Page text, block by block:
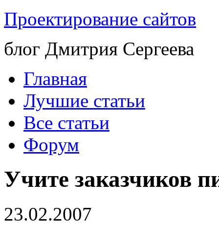
Проектирование сайтов
блог Дмитрия Сергеева
Главная
Лучшие статьи
Все статьи
Форум
Учите заказчиков
23.02.2007